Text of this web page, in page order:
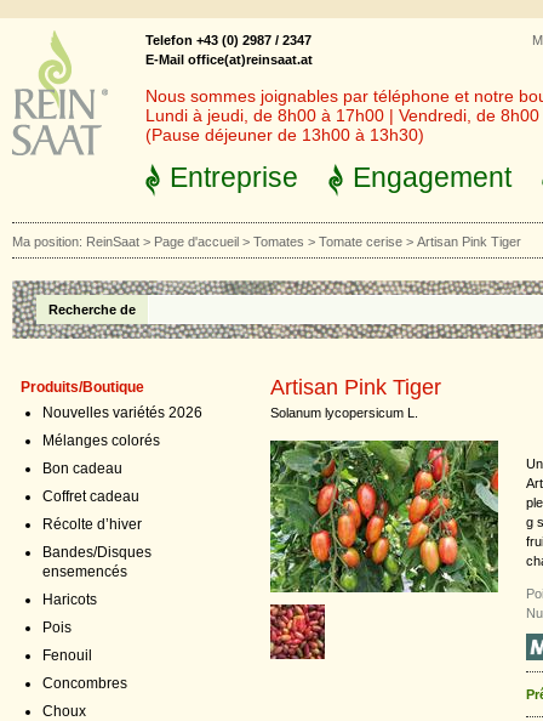
Telefon +43 (0) 2987 / 2347
E-Mail office(at)reinsaat.at
Nous sommes joignables par téléphone et notre
Lundi à jeudi, de 8h00 à 17h00 | Vendredi, de
(Pause déjeuner de 13h00 à 13h30)
Entreprise Engagement
Ma position: ReinSaat > Page d'accueil > Tomates > Tomate cerise > Artisan Pink Tiger
Recherche de
Produits/Boutique
Nouvelles variétés 2026
Mélanges colorés
Bon cadeau
Coffret cadeau
Récolte d’hiver
Bandes/Disques
ensemencés
Haricots
Pois
Fenouil
Concombres
Choux
Artisan Pink Tiger
Solanum lycopersicum L.
g